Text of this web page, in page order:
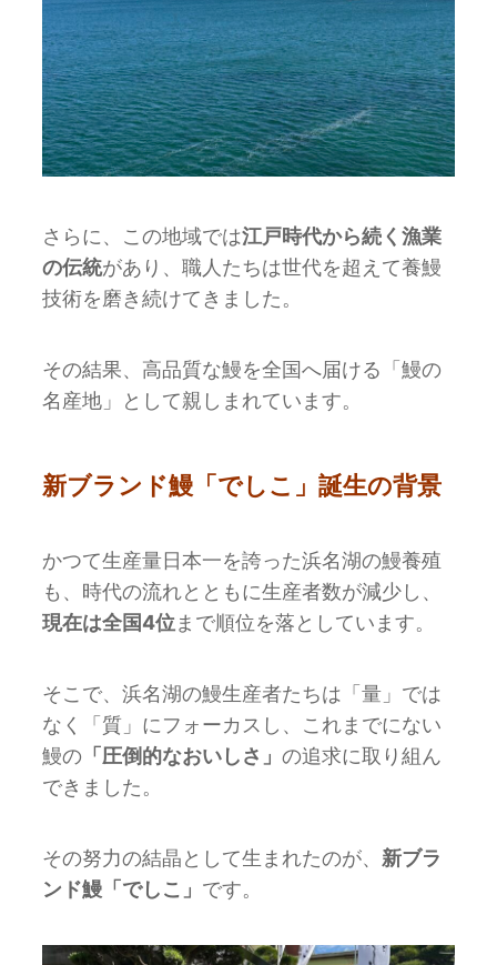
さらに、この地域では江戸時代から続く漁業
の伝統があり、職人たちは世代を超えて養鰻
技術を磨き続けてきました。
その結果、高品質な鰻を全国へ届ける「鰻の
名産地」として親しまれています。
新ブランド鰻「でしこ」誕生の背景
かつて生産量日本一を誇った浜名湖の鰻養殖
も、時代の流れとともに生産者数が減少し、
現在は全国4位 まで順位を落としています。
そこで、浜名湖の鰻生産者たちは「量」では
なく「質」にフォーカスし、これまでにない
鰻の 「圧倒的なおいしさ」の追求に取り組ん
できました。
その努力の結晶として生まれたのが、 新ブラ
ンド鰻「でしこ」 です。